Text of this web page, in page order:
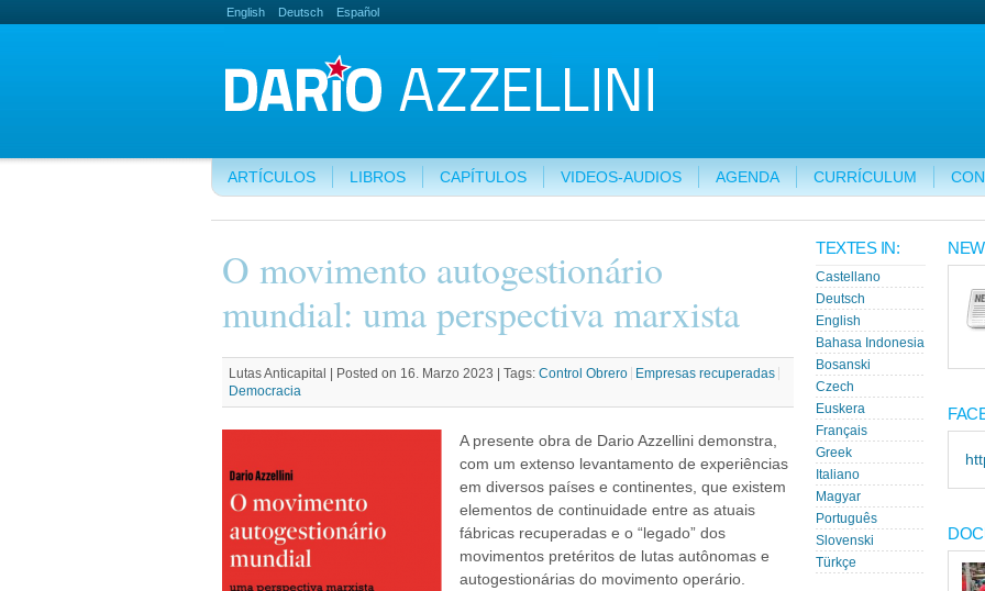
English Deutsch Español
ARTÍCULOS LIBROS CAPÍTULOS VIDEOS-AUDIOS AGENDA CURRÍCULUM
O movimento autogestionário
mundial: uma perspectiva marxista
Lutas Anticapital | Posted on 16. Marzo 2023 | Tags: Control Obrero
Empresas recuperadas
Democracia
A presente obra de Dario Azzellini demonstra,
com um extenso levantamento de experiências
em diversos países e continentes, que existem
elementos de continuidade entre as atuais
fábricas recuperadas e o “legado” dos
movimentos pretéritos de lutas autônomas e
autogestionárias do movimento operário.
TEXTES IN:
Castellano
Deutsch
English
Bahasa Indonesia
Bosanski
Czech
Euskera
Français
Greek
Italiano
Magyar
Português
Slovenski
Türkçe